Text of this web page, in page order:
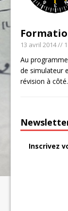
13 avril 2014// 1
Au
de simulateur
révision à
Inscrivez